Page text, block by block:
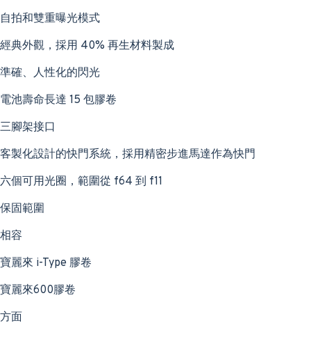
自拍和雙重曝光模式
經典外觀，採用 40% 再生材料製成
準確、人性化的閃光
電池壽命長達 15 包膠卷
三腳架接口
客製化設計的快門系統，採用精密步進馬達作為快門
六個可用光圈，範圍從 f64 到 f11
保固範圍
相容
寶麗來 i-Type 膠卷
寶麗來600膠卷
方面